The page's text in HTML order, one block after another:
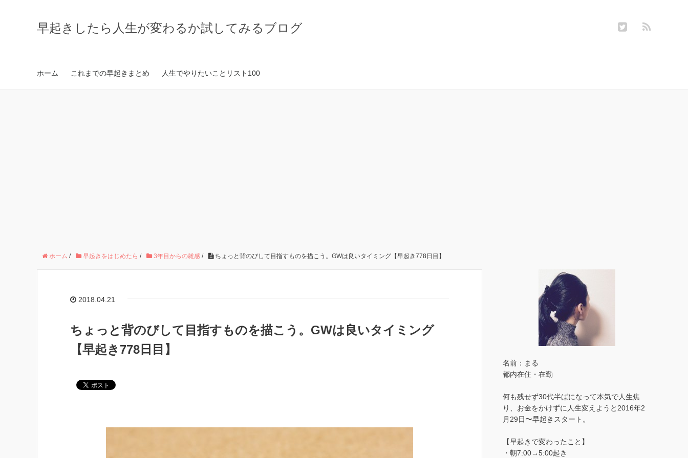
早起きしたら人生が変わるか試してみるブログ
ホーム これまでの早起きまとめ 人生でやりたいことリスト100
ホーム / 早起きをはじめたら / 3年目からの雑感 / ちょっと背のびして目指すものを描こう。GWは良いタイミング【早起き778日目】
2018.04.21
ちょっと背のびして目指すものを描こう。GWは良いタイミング
【早起き778日目】
名前：まる
都内在住・在勤
何も残せず30代半ばになって本気で人生焦
り、お金をかけずに人生変えようと2016年2
月29日〜早起きスタート。
【早起きで変わったこと】
・朝7:00→5:00起き